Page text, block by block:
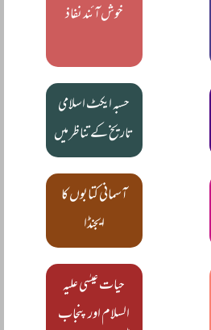
خوش آئند نفاذ
حسبہ ایکٹ اسلامی
تاریخ کے تناظر میں
آسمانی کتابوں کا
ایجنڈا
حیات عیسٰی علیہ
السلام اور پنجاب